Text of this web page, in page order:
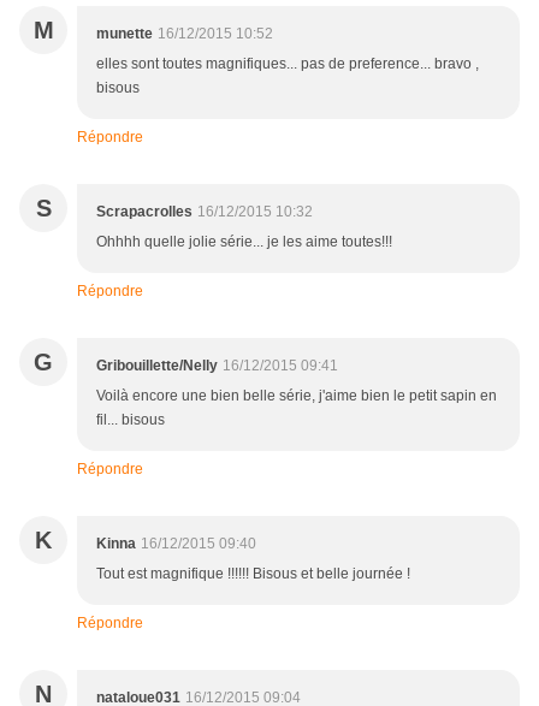
M munette 16/12/2015 10:52
elles sont toutes magnifiques... pas de preference... bravo ,
bisous
Répondre
S Scrapacrolles 16/12/2015 10:32
Ohhhh quelle jolie série... je les aime toutes!!!
Répondre
G Gribouillette/Nelly 16/12/2015 09:41
Voilà encore une bien belle série, j'aime bien le petit sapin en
fil... bisous
Répondre
K Kinna 16/12/2015 09:40
Tout est magnifique !!!!!! Bisous et belle journée !
Répondre
N nataloue031 16/12/2015 09:04